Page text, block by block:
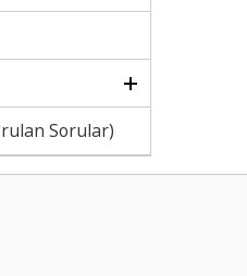
Sorular)